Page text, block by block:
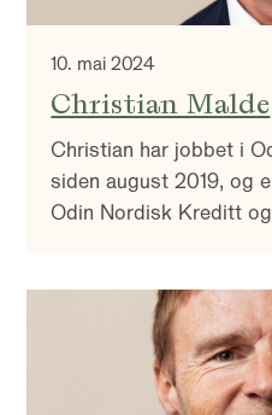
10. mai 2024
Christian Malde
Christian har jobbet i
siden august 2019, og
Odin Nordisk Kreditt